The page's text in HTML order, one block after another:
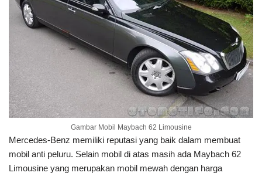
Gambar Mobil Maybach 62 Limousine
Mercedes-Benz memiliki reputasi yang baik dalam membuat
mobil anti peluru. Selain mobil di atas masih ada Maybach 62
Limousine yang merupakan mobil mewah dengan harga